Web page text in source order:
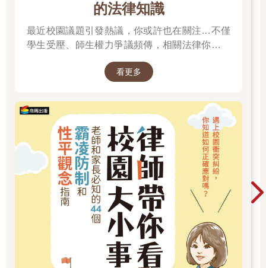
的法律知識
最近校園議題引發熱議，你或許也在關注…不僅
學生受壓、師生權力爭議頻傳，相關法律你有了
看更多